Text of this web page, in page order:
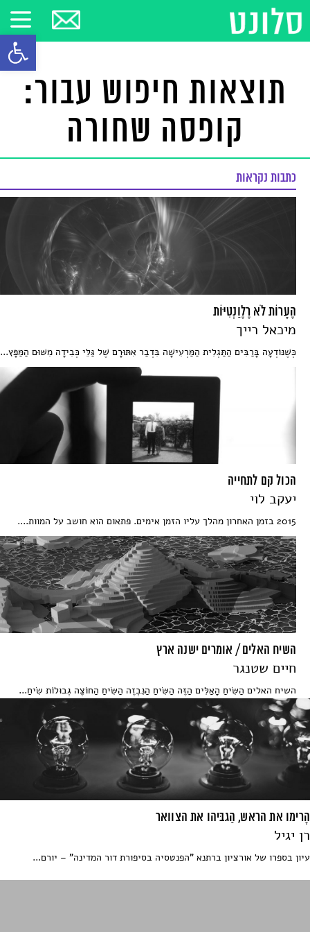
פתח
תוצאות חיפוש עבור:
קופסה שחורה
כתבות נקראות
הֶעָרוֹת לֹא רֶלֶוַנְטִיּוֹת
מיכאל רייך
כְּשֶׁנּוֹדְעָה בָּרַבִּים הַתַּגְלִית הַמַּרְעִישָׁה בִּדְבַר אִתּוּרָם שֶׁל גַּלֵּי כְּבִידָה מִשּׁוּם הַמַּפָּץ...
הכול קם לתחייה
יעקב לוי
2015 בזמן האחרון מהלך עליו הזמן אימים. פתאום הוא חושב על המוות....
השיח האלים / אומרים ישנה ארץ
חיים שטנגר
השיח האלים הַשִּׂיחַ הָאַלִּים הַזֶּה הַשִּׂיחַ הַנִּבְזֶה הַשִּׂיחַ הַחוֹצֶה גְּבוּלוֹת שִׂיחַ...
הָרימו את הראש, הַגבּיהו את הצוואר
רן יגיל
עיון בספרו של אורציון ברתנא "הפנטסיה בסיפורת דור המדינה" – יורם...